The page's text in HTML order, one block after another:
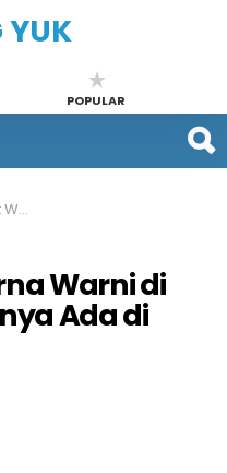
POPULAR
Warni di
Ada di